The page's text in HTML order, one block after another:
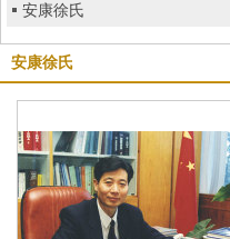
安康徐氏
安康徐氏